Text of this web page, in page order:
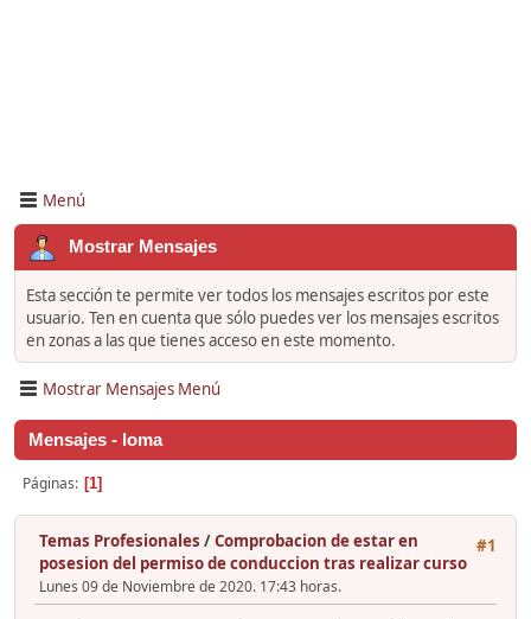
Menú
Mostrar Mensajes
Esta sección te permite ver todos los mensajes escritos por este
usuario. Ten en cuenta que sólo puedes ver los mensajes escritos
en zonas a las que tienes acceso en este momento.
Mostrar Mensajes Menú
Mensajes - loma
Páginas 1
#1
Temas Profesionales /Comprobacion de estar en
posesion del permiso de conduccion tras realizar curso
Lunes 09 de Noviembre de 2020. 17:43 horas.